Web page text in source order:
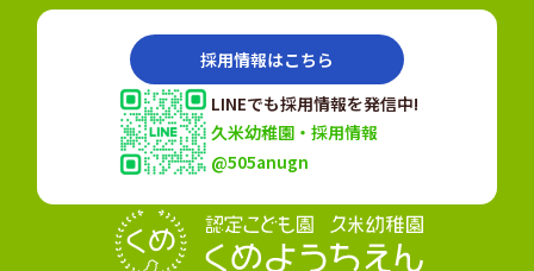
採用情報はこちら
LINEでも採用情報を発信中!
久米幼稚園・採用情報
@505anugn